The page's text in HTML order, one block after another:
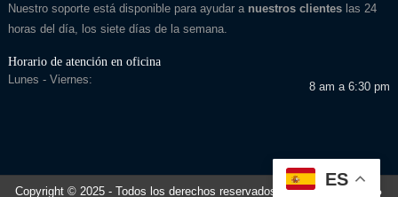
Nuestro soporte está disponible para ayudar a nuestros clienteslas 24
horas del día, los siete días de la semana.
Horario de atención en oficina
Lunes - Viernes:
8 am a 6:30 pm
Copyright © 2025- Todos los derechos reservados Desarrollado por: Seo
ES